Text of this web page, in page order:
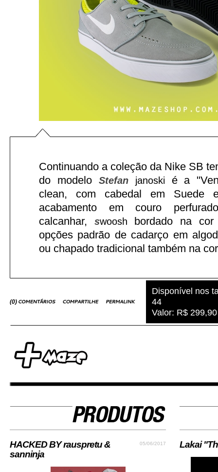
Continuando a coleção da Nike SB
do modeloStefanjanoskié a
clean, com cabedal em Suede
acabamento em couro
calcanhar, swoosh bordado na
opções padrão de cadarço em
ou chapado tradicional também na
(0)
Disponível nos
44
Valor: R$ 299,90
05/06/2017
HACKED BY rauspretu &
sanninja
Lakai